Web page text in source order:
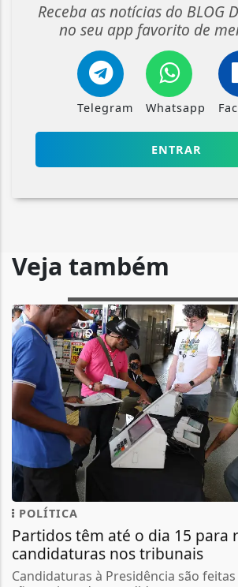
Receba as notícias do BLOG
no seu app favorito de
Telegram Whatsapp
ENTRAR
Veja também
POLÍTICA
Partidos têm até o dia 15 para
candidaturas nos tribunais
Candidaturas à Presidência são feitas